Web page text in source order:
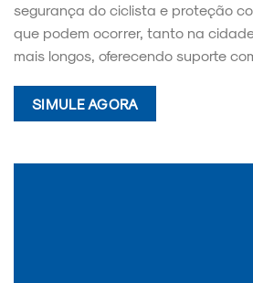
segurança do ciclista e proteção
que podem ocorrer, tanto na
mais longos, oferecendo suporte
SIMULE AGORA